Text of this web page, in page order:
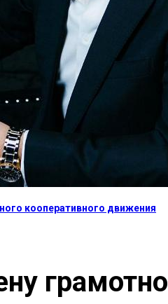
кооперативного движения
грамотно